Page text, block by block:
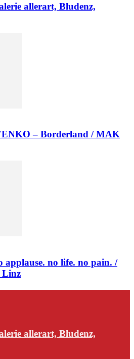
allerart, Bludenz,
– Borderland / MAK
applause. no life. no pain. /
Linz
allerart, Bludenz,